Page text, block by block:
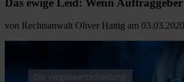
Das ewige Leid: Wenn
von Rechtsanwalt Oliver Hattig am 03.03.2020